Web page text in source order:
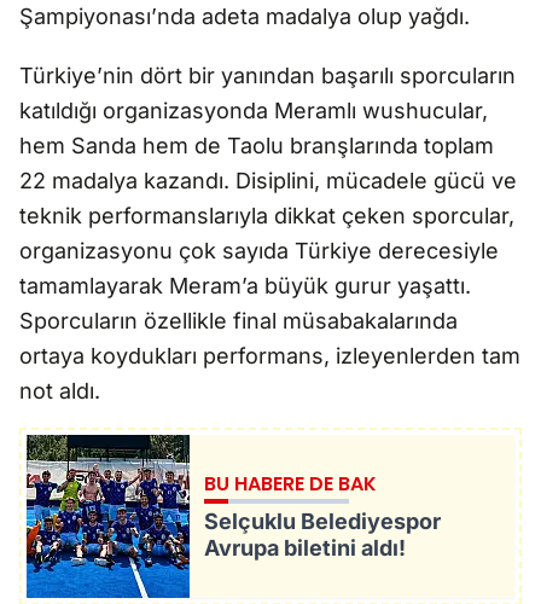
Şampiyonası’nda adeta madalya olup yağdı.
Türkiye’nin dört bir yanından başarılı sporcuların
katıldığı organizasyonda Meramlı wushucular,
hem Sanda hem de Taolu branşlarında toplam
22 madalya kazandı. Disiplini, mücadele gücü ve
teknik performanslarıyla dikkat çeken sporcular,
organizasyonu çok sayıda Türkiye derecesiyle
tamamlayarak Meram’a büyük gurur yaşattı.
Sporcuların özellikle final müsabakalarında
ortaya koydukları performans, izleyenlerden tam
not aldı.
BU HABERE DE BAK
Selçuklu Belediyespor
Avrupa biletini aldı!